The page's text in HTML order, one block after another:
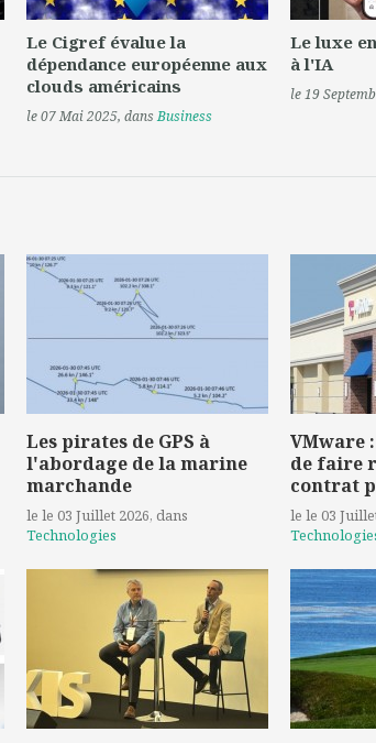
Le Cigref évalue la
dépendance européenne aux
clouds américains
le 07 Mai 2025, dansBusiness
Le luxe
à l'IA
le 19
Les pirates de GPS à
l'abordage de la marine
marchande
le le 03 Juillet 2026, dans
Technologies
VMware
de faire
contrat
le le 03